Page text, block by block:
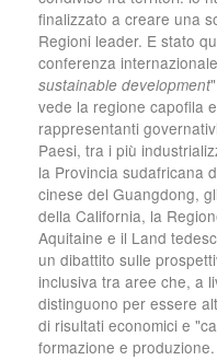
finalizzato a creare una
Regioni leader. E stato
conferenza
sustainable development
vede la regione capofila
rappresentanti
Paesi, tra i più
la Provincia sudafricana
cinese del Guangdong,
della California, la
Aquitaine e il Land
un dibattito sulle
inclusiva tra aree che, a
distinguono per essere
di risultati economici e
formazione e produzione.